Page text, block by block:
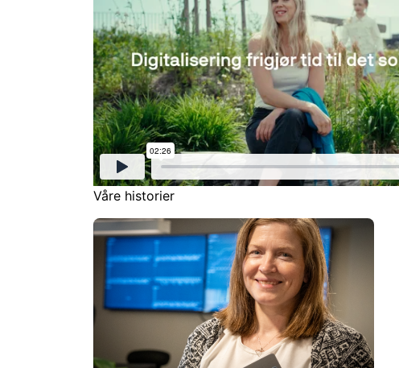
Våre historier